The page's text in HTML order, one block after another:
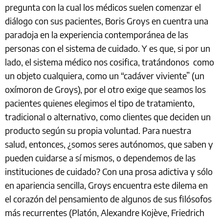
pregunta con la cual los médicos suelen comenzar el
diálogo con sus pacientes, Boris Groys en cuentra una
paradoja en la experiencia contemporánea de las
personas con el sistema de cuidado. Y es que, si por un
lado, el sistema médico nos cosifica, tratándonos como
un objeto cualquiera, como un “cadáver viviente” (un
oxímoron de Groys), por el otro exige que seamos los
pacientes quienes elegimos el tipo de tratamiento,
tradicional o alternativo, como clientes que deciden un
producto según su propia voluntad. Para nuestra
salud, entonces, ¿somos seres autónomos, que saben y
pueden cuidarse a sí mismos, o dependemos de las
instituciones de cuidado? Con una prosa adictiva y sólo
en apariencia sencilla, Groys encuentra este dilema en
el corazón del pensamiento de algunos de sus filósofos
más recurrentes (Platón, Alexandre Kojève, Friedrich